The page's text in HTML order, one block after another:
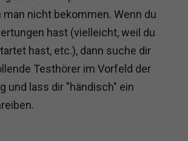
man nicht bekommen. Wenn du
hast (vielleicht, weil du
hast, etc.), dann suche dir
Testhörer im Vorfeld der
und lass dir "händisch" ein